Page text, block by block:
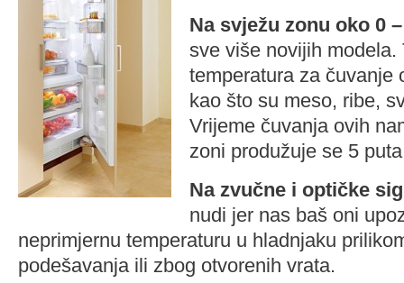
Na svježu zonu oko 0
sve više novijih modela.
temperatura za čuvanje
kao što su meso, ribe,
Vrijeme čuvanja ovih
zoni produžuje se 5
Na zvučne i optičke
nudi jer nas baš oni
neprimjernu temperaturu u hladnjaku
podešavanja ili zbog otvorenih vrata.